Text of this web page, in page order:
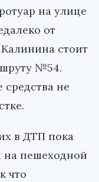
на улице
от
стоит
№54.
средства не
в ДТП пока
на пешеходной
что